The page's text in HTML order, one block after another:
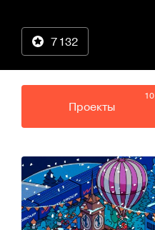
7 132
10
Проекты